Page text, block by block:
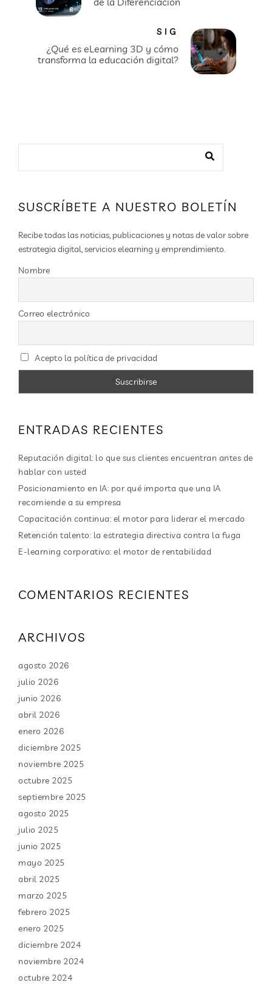
SIG
¿Qué es eLearning 3D y cómo
transforma la educación digital?
SUSCRÍBETE A NUESTRO BOLETÍN
Recibe todas las noticias, publicaciones y notas de valor sobre
estrategia digital, servicios elearning y emprendimiento.
Nombre
Correo electrónico
Acepto la política de privacidad
ENTRADAS RECIENTES
Reputación digital: lo que sus clientes encuentran antes de
hablar con usted
Posicionamiento en IA: por qué importa que una IA
recomiende a su empresa
Capacitación continua: el motor para liderar el mercado
Retención talento: la estrategia directiva contra la fuga
E-learning corporativo: el motor de rentabilidad
COMENTARIOS RECIENTES
ARCHIVOS
agosto 2026
julio 2026
junio 2026
abril 2026
enero 2026
diciembre 2025
noviembre 2025
octubre 2025
septiembre 2025
agosto 2025
julio 2025
junio 2025
mayo 2025
abril 2025
marzo 2025
febrero 2025
enero 2025
diciembre 2024
noviembre 2024
octubre 2024